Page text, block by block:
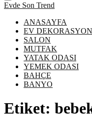
Evde Son Trend
ANASAYFA
EV DEKORASYON
SALON
MUTFAK
YATAK ODASI
YEMEK ODASI
BAHÇE
BANYO
Etiket: